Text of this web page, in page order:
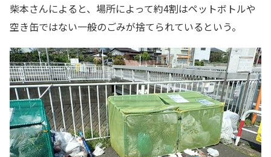
柴本さんによると、場所によって約4割はペットボトルや
空き缶ではない一般のごみが捨てられているという。